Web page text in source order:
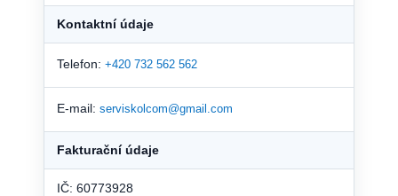
Kontaktní údaje
Telefon: +420 732 562 562
E-mail: serviskolcom@gmail.com
Fakturační údaje
IČ: 60773928